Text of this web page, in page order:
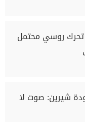
تحرك روسي محتمل
شيرين: صوت لا